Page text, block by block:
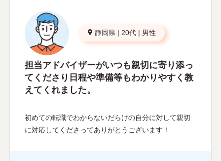
静岡県 | 20代 | 男性
担当アドバイザーがいつも親切に寄り添っ
てくださり日程や準備等もわかりやすく教
えてくれました。
初めての転職でわからないだらけの自分に対して親切
に対応してくださってありがとうございます！